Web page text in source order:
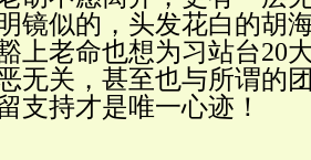
镜似的，头发花白的胡
上老命也想为习站台20
无关，甚至也与所谓的
支持才是唯一心迹！